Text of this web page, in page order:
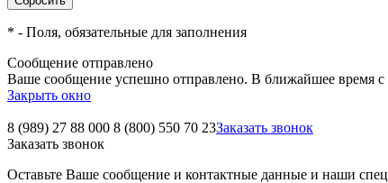
* - Поля, обязательные для заполнения
Сообщение отправлено
Ваше сообщение успешно отправлено. В ближайшее время
Закрыть окно
8 (989) 27 88 000 8 (800) 550 70 23Заказать звонок
Заказать звонок
Оставьте Ваше сообщение и контактные данные и наши